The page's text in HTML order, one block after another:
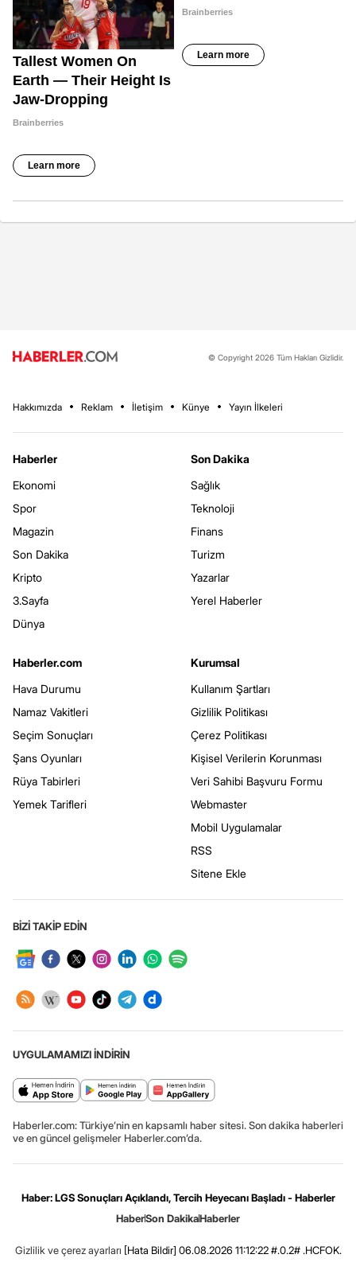
© Copyright 2026 Tüm Hakları Gizlidir.
Hakkımızda Reklam İletişim Künye Yayın İlkeleri
Haberler
Ekonomi
Spor
Magazin
Son Dakika
Kripto
3.Sayfa
Dünya
Son Dakika
Sağlık
Teknoloji
Finans
Turizm
Yazarlar
Yerel Haberler
Haberler.com
Hava Durumu
Namaz Vakitleri
Seçim Sonuçları
Şans Oyunları
Rüya Tabirleri
Yemek Tarifleri
Kurumsal
Kullanım Şartları
Gizlilik Politikası
Çerez Politikası
Kişisel Verilerin Korunması
Veri Sahibi Başvuru Formu
Webmaster
Mobil Uygulamalar
RSS
Sitene Ekle
BİZİ TAKİP EDİN
UYGULAMAMIZI İNDİRİN
Haberler.com: Türkiye’nin en kapsamlı haber sitesi. Son dakika haberleri
ve en güncel gelişmeler Haberler.com’da.
Haber: LGS Sonuçları Açıklandı, Tercih Heyecanı Başladı - Haberler
HaberSon DakikaHaberler
Gizlilik ve çerez ayarları [Hata Bildir] 06.08.2026 11:12:22 #.0.2# .HCFOK.